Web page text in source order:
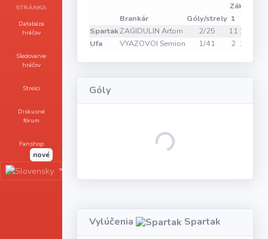
STRÁNKA
Databáza
hráčov
Sledovanie
hráčov
Strelci
Diskusné
fórum
Fanshop
nové
Zákroky
Brankár
Góly/strely 1
SpartakZAGIDULIN Arťom 2/25 11 10
Ufa
VYAZOVOI Semion 1/41 2 12
Góly
Loading...
Vylúčenia Spartak